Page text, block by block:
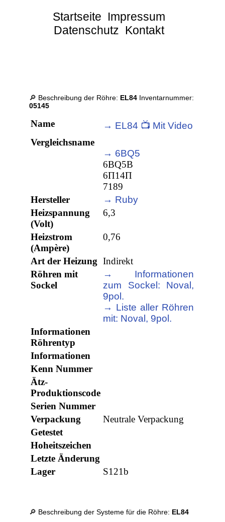
Startseite Impressum
Datenschutz Kontakt
🔎 Beschreibung der Röhre: EL84 Inventarnummer:
05145
Name
→ EL84 📺 Mit Video
Vergleichsname
→ 6BQ5
6BQ5B
6П14П
7189
Hersteller
→ Ruby
Heizspannung
(Volt)
6,3
Heizstrom
(Ampère)
0,76
Art der Heizung Indirekt
Röhren mit
Sockel
→ Informationen
zum Sockel: Noval,
9pol.
→ Liste aller Röhren
mit: Noval, 9pol.
Informationen
Röhrentyp
Informationen
Kenn Nummer
Ätz-
Produktionscode
Serien Nummer
Verpackung
Neutrale Verpackung
Getestet
Hoheitszeichen
Letzte Änderung
Lager
S121b
🔎 Beschreibung der Systeme für die Röhre: EL84